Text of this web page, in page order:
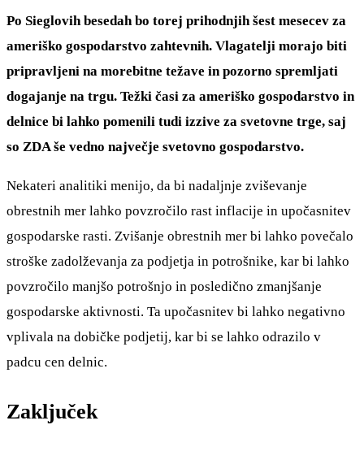
Po Sieglovih besedah bo torej prihodnjih šest mesecev za
ameriško gospodarstvo zahtevnih. Vlagatelji morajo biti
pripravljeni na morebitne težave in pozorno spremljati
dogajanje na trgu. Težki časi za ameriško gospodarstvo in
delnice bi lahko pomenili tudi izzive za svetovne trge, saj
so ZDA še vedno največje svetovno gospodarstvo.
Nekateri analitiki menijo, da bi nadaljnje zviševanje
obrestnih mer lahko povzročilo rast inflacije in upočasnitev
gospodarske rasti. Zvišanje obrestnih mer bi lahko povečalo
stroške zadolževanja za podjetja in potrošnike, kar bi lahko
povzročilo manjšo potrošnjo in posledično zmanjšanje
gospodarske aktivnosti. Ta upočasnitev bi lahko negativno
vplivala na dobičke podjetij, kar bi se lahko odrazilo v
padcu cen delnic.
Zaključek